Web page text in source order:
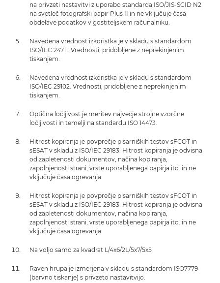
na privzeti nastavitvi z uporabo standarda ISO/JIS-SCID N2
na svetleč fotografski papir Plus II in ne vključuje časa
obdelave podatkov v gostiteljskem računalniku.
Navedena vrednost izkoristka je v skladu s standardom
ISO/IEC 24711. Vrednosti, pridobljene z neprekinjenim
tiskanjem.
Navedena vrednost izkoristka je v skladu s standardom
ISO/IEC 29102. Vrednosti, pridobljene z neprekinjenim
tiskanjem.
Optična ločljivost je meritev največje strojne vzorčne
ločljivosti in temelji na standardu ISO 14473.
Hitrost kopiranja je povprečje pisarniških testov sFCOT in
sESAT v skladu z ISO/IEC 29183. Hitrost kopiranja je odvisna
od zapletenosti dokumentov, načina kopiranja,
zapolnjenosti strani, vrste uporabljenega papirja itd. in ne
vključuje časa ogrevanja.
Hitrost kopiranja je povprečje pisarniških testov sFCOT in
sESAT v skladu z ISO/IEC 29183. Hitrost kopiranja je odvisna
od zapletenosti dokumentov, načina kopiranja,
zapolnjenosti strani, vrste uporabljenega papirja itd. in ne
vključuje časa ogrevanja.
Na voljo samo za kvadrat L/4x6/2L/5x7/5x5
Raven hrupa je izmerjena v skladu s standardom ISO7779
(barvno tiskanje) s privzeto nastavitvijo.